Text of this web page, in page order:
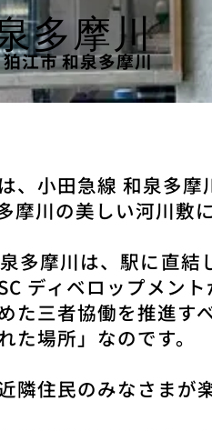
多摩川
狛江市 和泉多摩川
、小田急線 和泉多
摩川の美しい河川敷
多摩川は、駅に直
ディベロップメン
た三者協働を推進す
た場所」なのです。
隣住民のみなさまが